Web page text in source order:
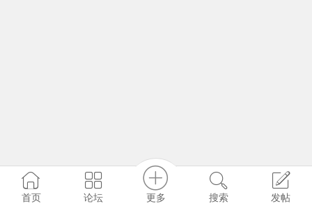
首页 论坛 更多 搜索 发帖